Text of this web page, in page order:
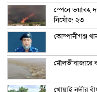
স্পেনে ভয়াবহ
নিখোঁজ ২৩
কোম্পানীগঞ্জ
মৌলভীবাজারে
খোয়াই নদীর